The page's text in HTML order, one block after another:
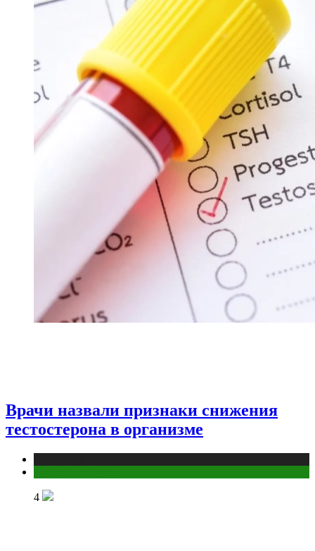
Врачи назвали признаки снижения
тестостерона в организме
4